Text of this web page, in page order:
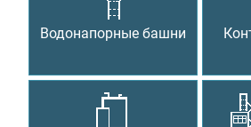
Водонапорные башни